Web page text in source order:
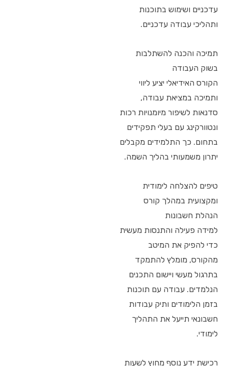
עדכניים ושימוש בתוכנות
ותהליכי עבודה עדכניים.
תמיכה והכנה להשתלבות
בשוק העבודה
הקורס האידיאלי יציע ליווי
ותמיכה במציאת עבודה,
סדנאות לשיפור מיומנויות רכות
ונטוורקינג עם בעלי תפקידים
בתחום. כך התלמידים מקבלים
יתרון משמעותי בהליך השמה.
טיפים להצלחה לימודית
ומקצועית במהלך קורס
הנהלת חשבונות
למידה פעילה והתנסות מעשית
כדי להפיק את המיטב
מהקורס, מומלץ להתמקד
בתרגול מעשי ויישום התכנים
הנלמדים. עבודה עם תוכנות
בזמן הלימודים ותיק עבודות
חשבונאי תייעל את התהליך
לימודי.
רכישת ידע נוסף מחוץ לשעות